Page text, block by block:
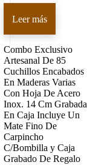
Leer más
Combo Exclusivo
Artesanal De 85
Cuchillos Encabados
En Maderas Varias
Con Hoja De Acero
Inox. 14 Cm Grabada
En Caja Incluye Un
Mate Fino De
Carpincho
C/Bombilla y Caja
Grabado De Regalo